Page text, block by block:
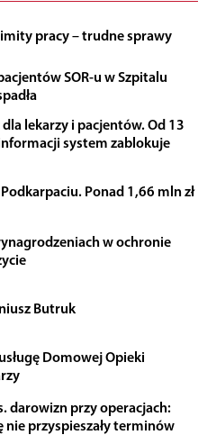
pracy – trudne sprawy
SOR-u w Szpitalu
lekarzy i pacjentów. Od 13
system zablokuje
Ponad 1,66 mln zł
w ochronie
Butruk
Domowej Opieki
darowizn przy operacjach:
nie przyspieszały terminów